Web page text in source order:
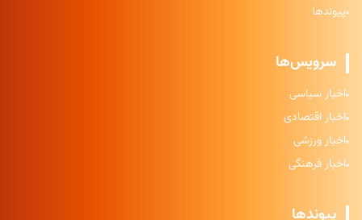
پیوندها
سرویس‌ها
اخبار سیاسی
اخبار اقتصادی
اخبار ورزشی
اخبار فرهنگی
پیوندها